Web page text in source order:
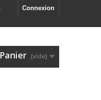
Connexion
Panier (vide)